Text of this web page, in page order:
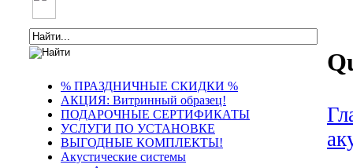
% ПРАЗДНИЧНЫЕ СКИДКИ %
АКЦИЯ: Витринный образец!
ПОДАРОЧНЫЕ СЕРТИФИКАТЫ
УСЛУГИ ПО УСТАНОВКЕ
ВЫГОДНЫЕ КОМПЛЕКТЫ!
Акустические системы